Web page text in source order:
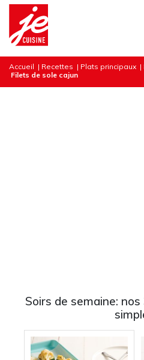
Accueil | Recettes | Plats principaux |
Filets de sole cajun
Soirs de semaine: